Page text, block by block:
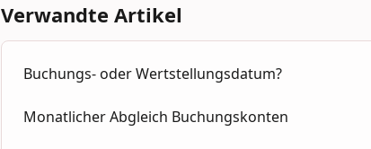
Verwandte Artikel
Buchungs- oder Wertstellungsdatum?
Monatlicher Abgleich Buchungskonten